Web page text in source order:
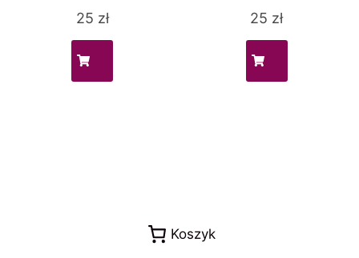
25 zł 25 zł
Koszyk